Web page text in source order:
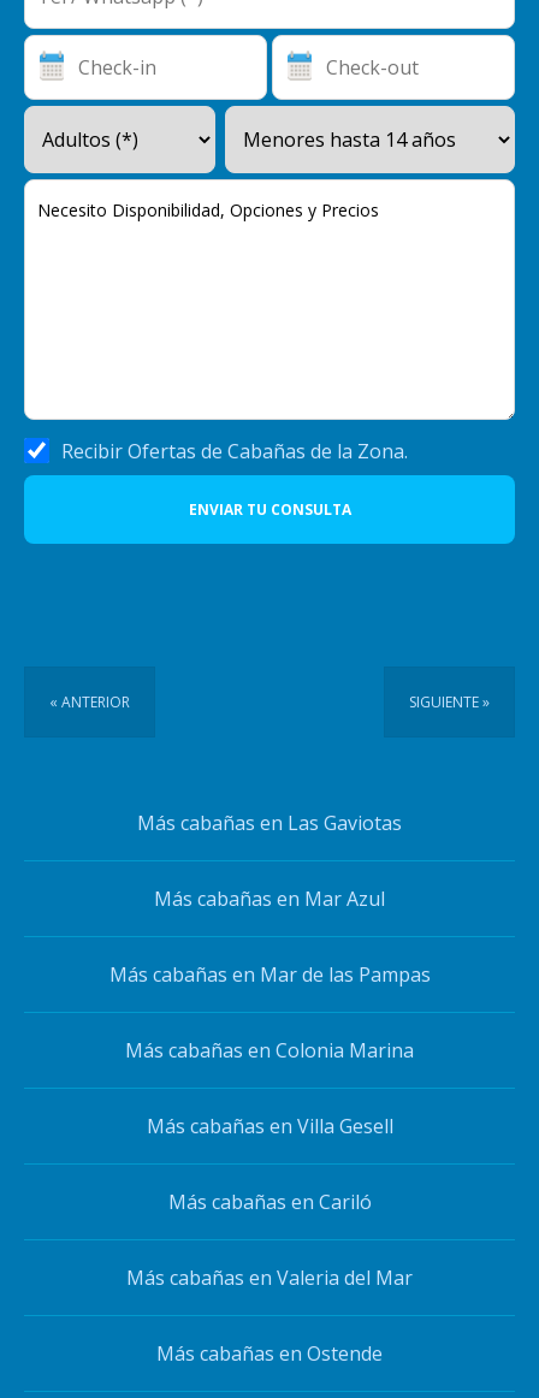
Recibir Ofertas de Cabañas de la Zona.
ENVIAR TU CONSULTA
« ANTERIOR SIGUIENTE »
Más cabañas en Las Gaviotas
Más cabañas en Mar Azul
Más cabañas en Mar de las Pampas
Más cabañas en Colonia Marina
Más cabañas en Villa Gesell
Más cabañas en Cariló
Más cabañas en Valeria del Mar
Más cabañas en Ostende